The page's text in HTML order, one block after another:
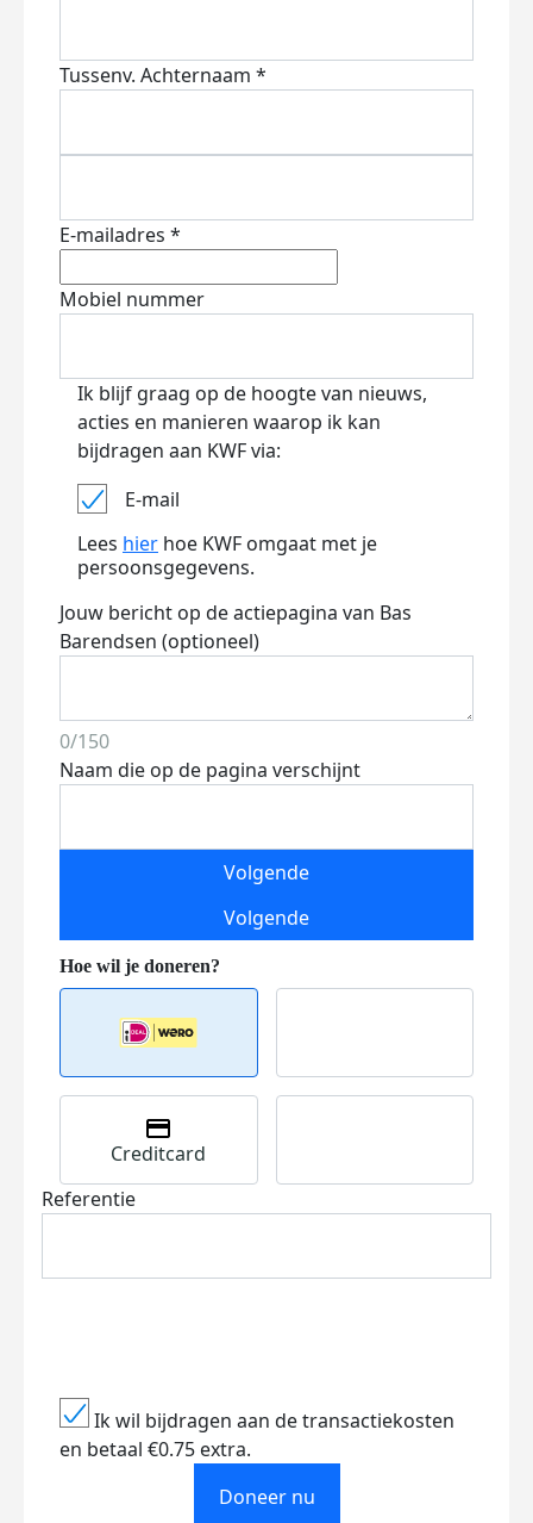
Tussenv. Achternaam *
E-mailadres *
Mobiel nummer
Ik blijf graag op de hoogte van nieuws,
acties en manieren waarop ik kan
bijdragen aan KWF via:
E-mail
Lees hier hoe KWF omgaat met je
persoonsgegevens.
Jouw bericht op de actiepagina van Bas
Barendsen (optioneel)
0/150
Naam die op de pagina verschijnt
Volgende
Volgende
Creditcard
Referentie
Ik wil bijdragen aan de transactiekosten
en betaal €0.75 extra.
Doneer nu